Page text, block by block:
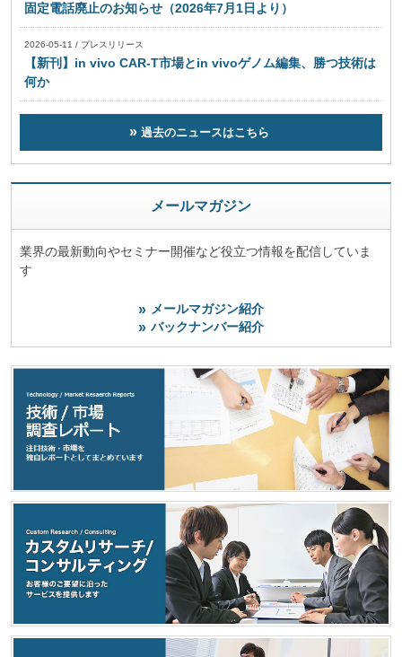
固定電話廃止のお知らせ（2026年7月1日より）
2026-05-11 / プレスリリース
【新刊】in vivo CAR-T市場とin vivoゲノム編集、勝つ技術は
何か
過去のニュースはこちら
メールマガジン
業界の最新動向やセミナー開催など役立つ情報を配信していま
す
メールマガジン紹介
バックナンバー紹介